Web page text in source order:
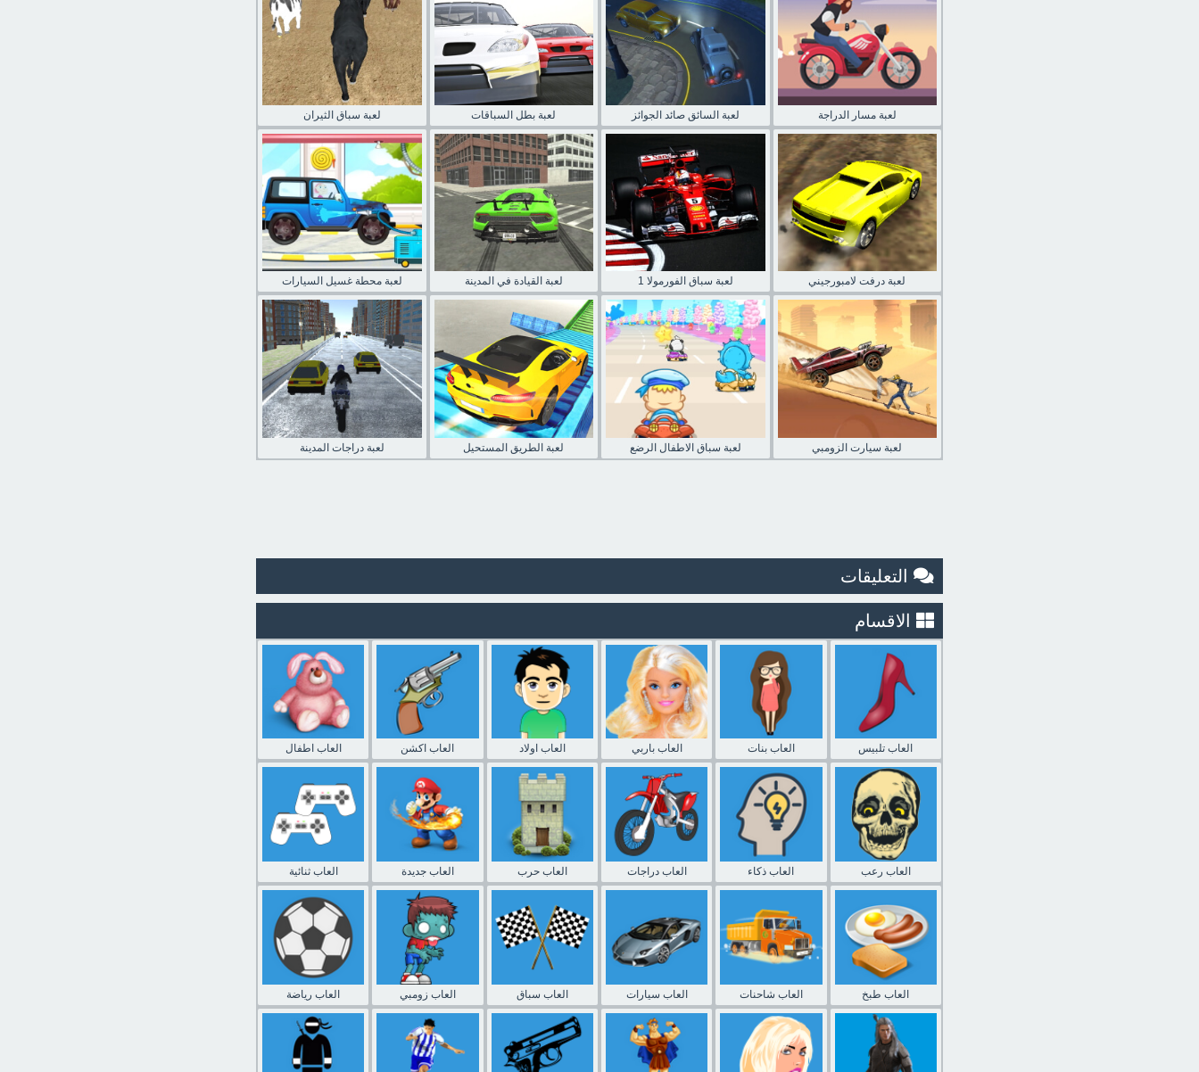
لعبة سباق الثيران لعبة بطل السباقات لعبة السائق صائد الجوائز لعبة مسار الدراجة
لعبة محطة غسيل السيارات لعبة القيادة في المدينة لعبة سباق الفورمولا 1 لعبة درفت لامبورجيني
لعبة دراجات المدينة لعبة الطريق المستحيل لعبة سباق الاطفال الرضع لعبة سيارت الزومبي
التعليقات
الاقسام
العاب اطفال العاب اكشن العاب اولاد العاب باربي العاب بنات العاب تلبيس
العاب ثنائية العاب جديدة العاب حرب العاب دراجات العاب ذكاء العاب رعب
العاب رياضة العاب زومبي العاب سباق العاب سيارات العاب شاحنات العاب طبخ